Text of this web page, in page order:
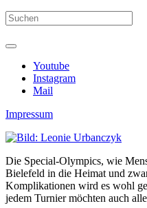
Youtube
Instagram
Mail
Impressum
Die Special-Olympics, wie
Bielefeld in die Heimat und
Komplikationen wird es wohl
jedem Turnier möchten auch